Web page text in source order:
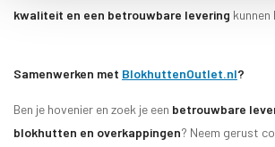
kwaliteit en een betrouwbare levering kunnen
Samenwerken met BlokhuttenOutlet.nl?
Ben je hovenier en zoek je een betrouwbare
blokhutten en overkappingen? Neem gerust